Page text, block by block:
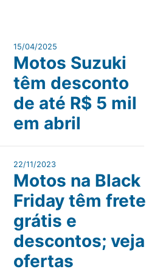
15/04/2025
Motos Suzuki
têm desconto
de até R$ 5 mil
em abril
22/11/2023
Motos na Black
Friday têm frete
grátis e
descontos; veja
ofertas